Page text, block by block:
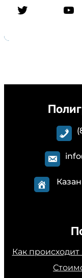
Twitter YouTube
Как